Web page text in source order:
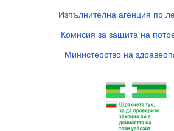
Изпълнителна агенция по
Комисия за защита на
Министерство на